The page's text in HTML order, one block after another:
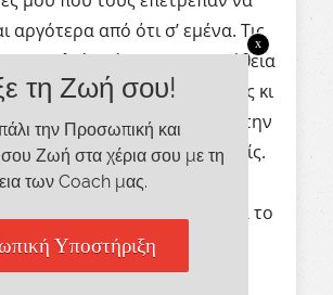
αργότερα από ότι σ’ εμένα. Τις
σχολείο, είχαμε την συνήθεια
για την ταινία της Κυριακής κι
αυτός που πάντα έλεγε, δεν την
με έστειλαν για ύπνο νωρίς.
ότι ήταν ένα πλήγμα για το
στο σχολείο, αλλά τότε δεν
πόσο καλό ήταν για
τη Ζωή σου!
την Προσωπική και
Ζωή στα χέρια σου με τη
των Coach μας.
Υποστήριξη
x